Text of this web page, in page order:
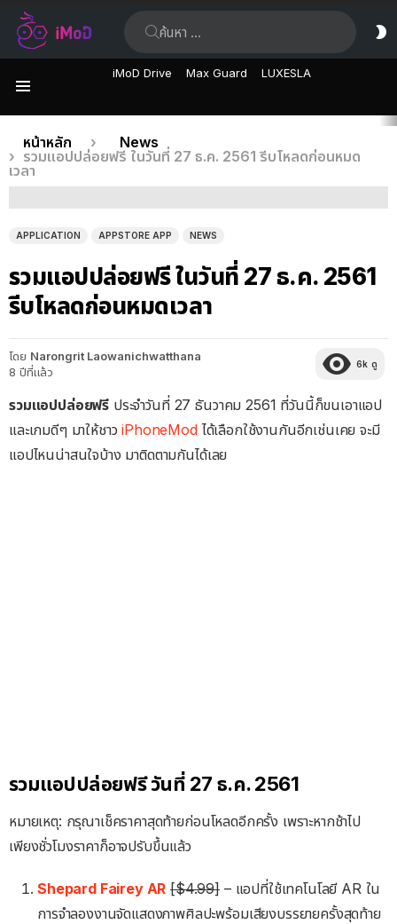
iMoD Drive Max Guard LUXESLA
เรื่อง
ล่าสุด
คุณอยู่ที่นี่:
หน้าหลัก
News
รวมแอปปล่อยฟรี ในวันที่ 27 ธ.ค. 2561 รีบโหลดก่อนหมด
เวลา
APPLICATION APPSTORE APP NEWS
รวมแอปปล่อยฟรี ในวันที่ 27 ธ.ค. 2561
รีบโหลดก่อนหมดเวลา
โดย Narongrit Laowanichwatthana
8 ปีที่แล้ว
6k ดู
รวมแอปปล่อยฟรี ประจำวันที่ 27 ธันวาคม 2561 ที่วันนี้ก็ขนเอาแอป
และเกมดีๆ มาให้ชาวiPhoneModได้เลือกใช้งานกันอีกเช่นเคย จะมี
แอปไหนน่าสนใจบ้าง มาติดตามกันได้เลย
รวมแอปปล่อยฟรี วันที่ 27 ธ.ค. 2561
หมายเหตุ: กรุณาเช็คราคาสุดท้ายก่อนโหลดอีกครั้ง เพราะหากช้าไป
เพียงชั่วโมงราคาก็อาจปรับขึ้นแล้ว
Shepard Fairey AR [$4.99] – แอปที่ใช้เทคโนโลยี AR ใน
การจำลองงานจัดแสดงภาพศิลปะพร้อมเสียงบรรยายครั้งสุดท้าย